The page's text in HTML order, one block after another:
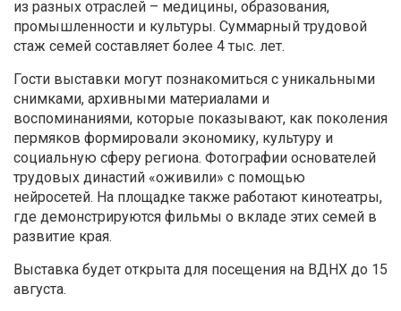
из разных отраслей – медицины, образования,
промышленности и культуры. Суммарный трудовой
стаж семей составляет более 4 тыс. лет.
Гости выставки могут познакомиться с уникальными
снимками, архивными материалами и
воспоминаниями, которые показывают, как поколения
пермяков формировали экономику, культуру и
социальную сферу региона. Фотографии основателей
трудовых династий «оживили» с помощью
нейросетей. На площадке также работают кинотеатры,
где демонстрируются фильмы о вкладе этих семей в
развитие края.
Выставка будет открыта для посещения на ВДНХ до 15
августа.